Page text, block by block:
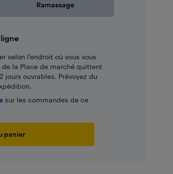
Ramassage
selon l'endroit où vous vous
la Place de marché quittent
jours ouvrables. Prévoyez du
sur les commandes de ce
panier